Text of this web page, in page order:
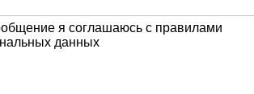
я соглашаюсь с правилами
данных